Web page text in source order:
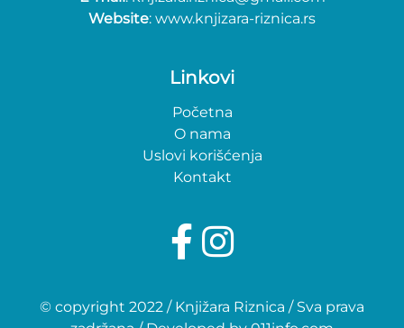
Website: www.knjizara-riznica.rs
Linkovi
Početna
O nama
Uslovi korišćenja
Kontakt
© copyright 2022 / Knjižara Riznica / Sva prava